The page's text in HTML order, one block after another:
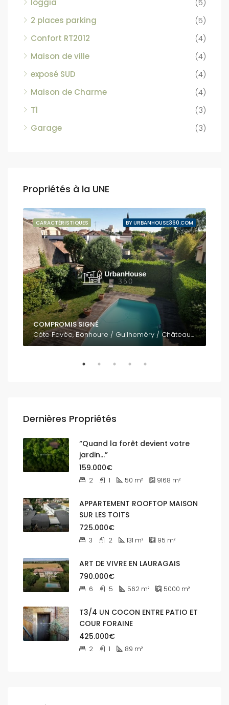
loggia
(5)
2 places parking
(5)
Confort RT2012
(4)
Maison de ville
(4)
exposé SUD
(4)
Maison de Charme
(4)
T1
(3)
Garage
(3)
Propriétés à la UNE
BY URBANHOUSE360.COM
CARACTÉRISTIQUES
COMPROMIS SIGNÉ
Côte Pavée, Bonhoure / Guilheméry / Château de l'Hers / Limayrac / Côte Pavée, Toulouse, Haute-Garonne, Occitanie, France métropolitaine, 31400, France
Dernières Propriétés
“Quand la forêt devient votre
jardin…”
159.000€
2 1 50 m² 9168 m²
APPARTEMENT ROOFTOP MAISON
SUR LES TOITS
725.000€
3 2 131 m² 95 m²
ART DE VIVRE EN LAURAGAIS
790.000€
6 5 562 m² 5000 m²
T3/4 UN COCON ENTRE PATIO ET
COUR FORAINE
425.000€
2 1 89 m²